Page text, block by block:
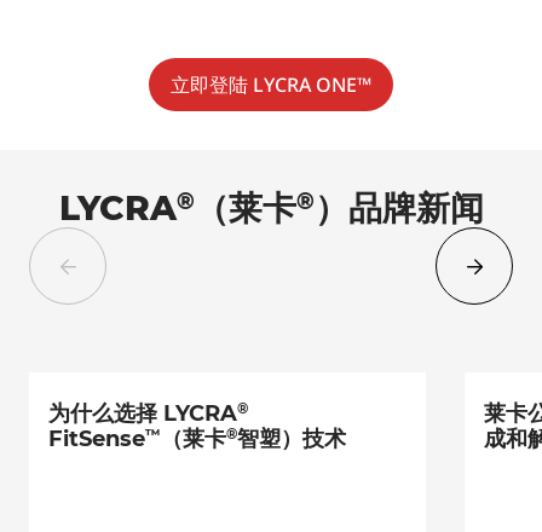
立即登陆 LYCRA ONE™
LYCRA® （莱卡® ）品牌新闻
为什么选择 LYCRA®
FitSense™ （莱卡®智塑）技术
莱卡
成和